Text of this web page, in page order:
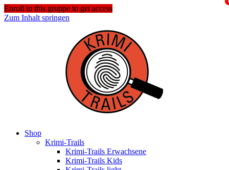
Enroll in this gruppe to get access
Zum Inhalt springen
Shop
Krimi-Trails
Krimi-Trails Erwachsene
Krimi-Trails Kids